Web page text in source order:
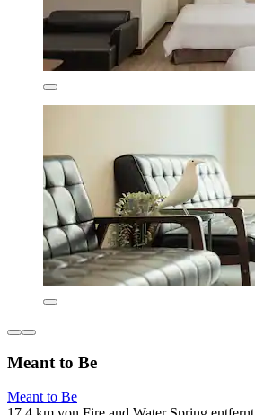
Meant to Be
Meant to Be